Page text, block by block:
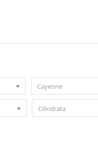
Cayenne
Cilindrata